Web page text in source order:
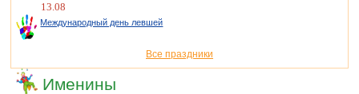
13.08
Международный день левшей
Все праздники
Именины